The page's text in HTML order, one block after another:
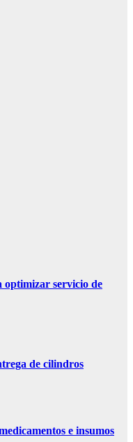
optimizar servicio de
de cilindros
e insumos